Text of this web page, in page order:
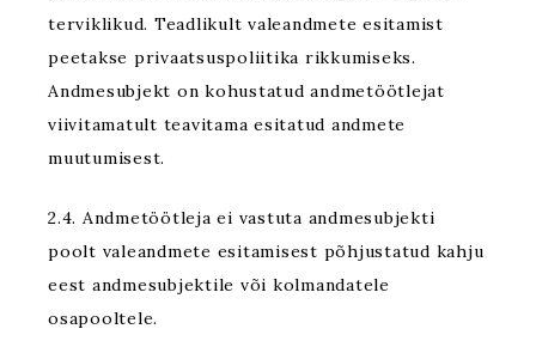
terviklikud. Teadlikult valeandmete esitamist
peetakse privaatsuspoliitika rikkumiseks.
Andmesubjekt on kohustatud andmetöötlejat
viivitamatult teavitama esitatud andmete
muutumisest.
2.4. Andmetöötleja ei vastuta andmesubjekti
poolt valeandmete esitamisest põhjustatud kahju
eest andmesubjektile või kolmandatele
osapooltele.